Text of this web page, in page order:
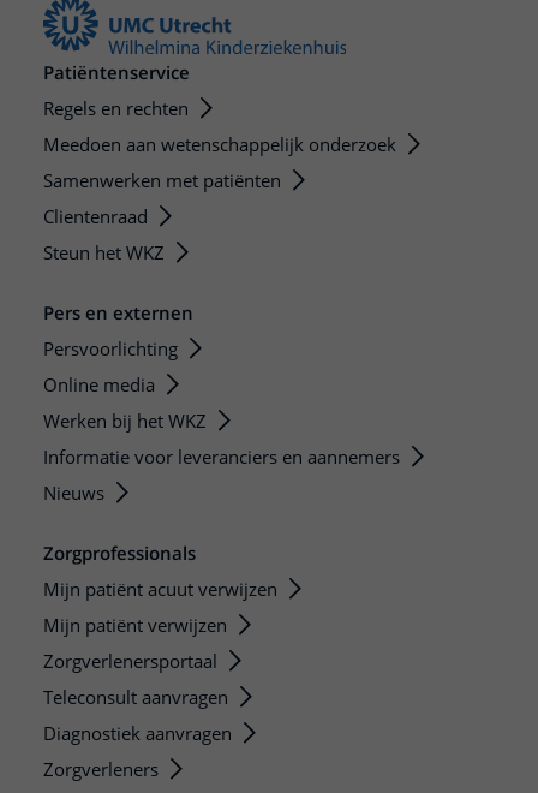
Patiëntenservice
Regels en rechten
Meedoen aan wetenschappelijk onderzoek
Samenwerken met patiënten
Clientenraad
Steun het WKZ
Pers en externen
Persvoorlichting
Online media
Werken bij het WKZ
Informatie voor leveranciers en aannemers
Nieuws
Zorgprofessionals
Mijn patiënt acuut verwijzen
Mijn patiënt verwijzen
Zorgverlenersportaal
Teleconsult aanvragen
Diagnostiek aanvragen
Zorgverleners